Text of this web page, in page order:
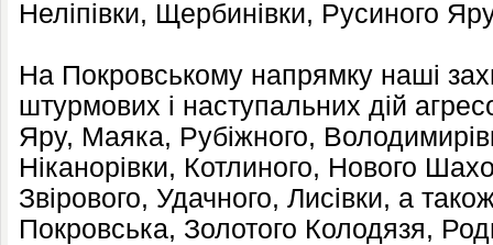
Неліпівки, Щербинівки, Русиного
На Покровському напрямку наші
штурмових і наступальних дій
Яру, Маяка, Рубіжного,
Ніканорівки, Котлиного, Нового
Звірового, Удачного, Лисівки, а
Покровська, Золотого Колодязя,